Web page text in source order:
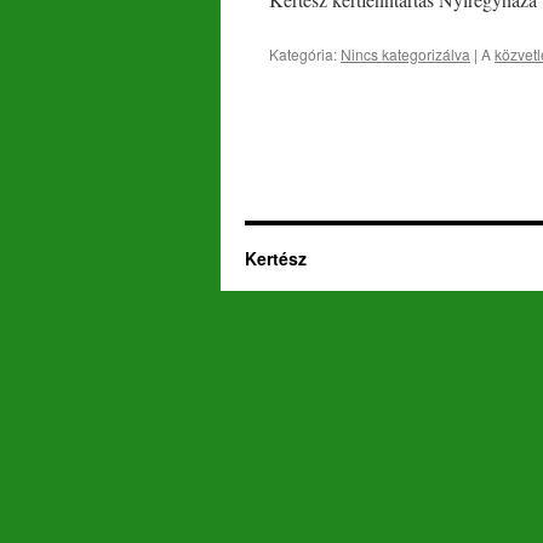
Kategória: Nincs kategorizálva | A
Kertész